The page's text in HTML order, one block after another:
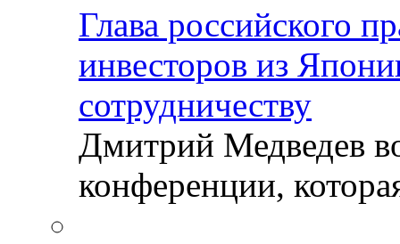
Глава российского
инвесторов из
сотрудничеству
Дмитрий Медведев
конференции,